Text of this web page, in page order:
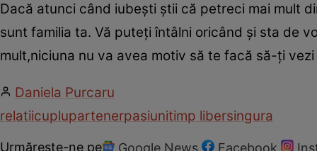
Dacă atunci când iubeşti ştii că petreci mai mult
sunt familia ta. Vă puteţi întâlni oricând şi sta de
mult,niciuna nu va avea motiv să te facă să-ţi
Daniela Purcaru
relatiicuplupartenerpasiunitimp libersingura
Urmărește-ne pe Google News Facebook